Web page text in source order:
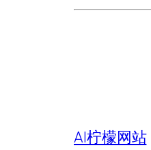
AI柠檬网站